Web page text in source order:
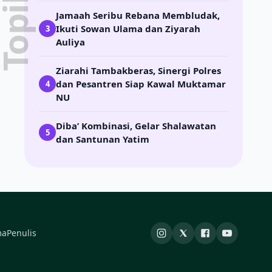
3
Jamaah Seribu Rebana Membludak,
Ikuti Sowan Ulama dan Ziyarah
Auliya
4
Ziarahi Tambakberas, Sinergi Polres
dan Pesantren Siap Kawal Muktamar
NU
5
Diba’ Kombinasi, Gelar Shalawatan
dan Santunan Yatim
Penulis Instagram
X FacebookYouTube